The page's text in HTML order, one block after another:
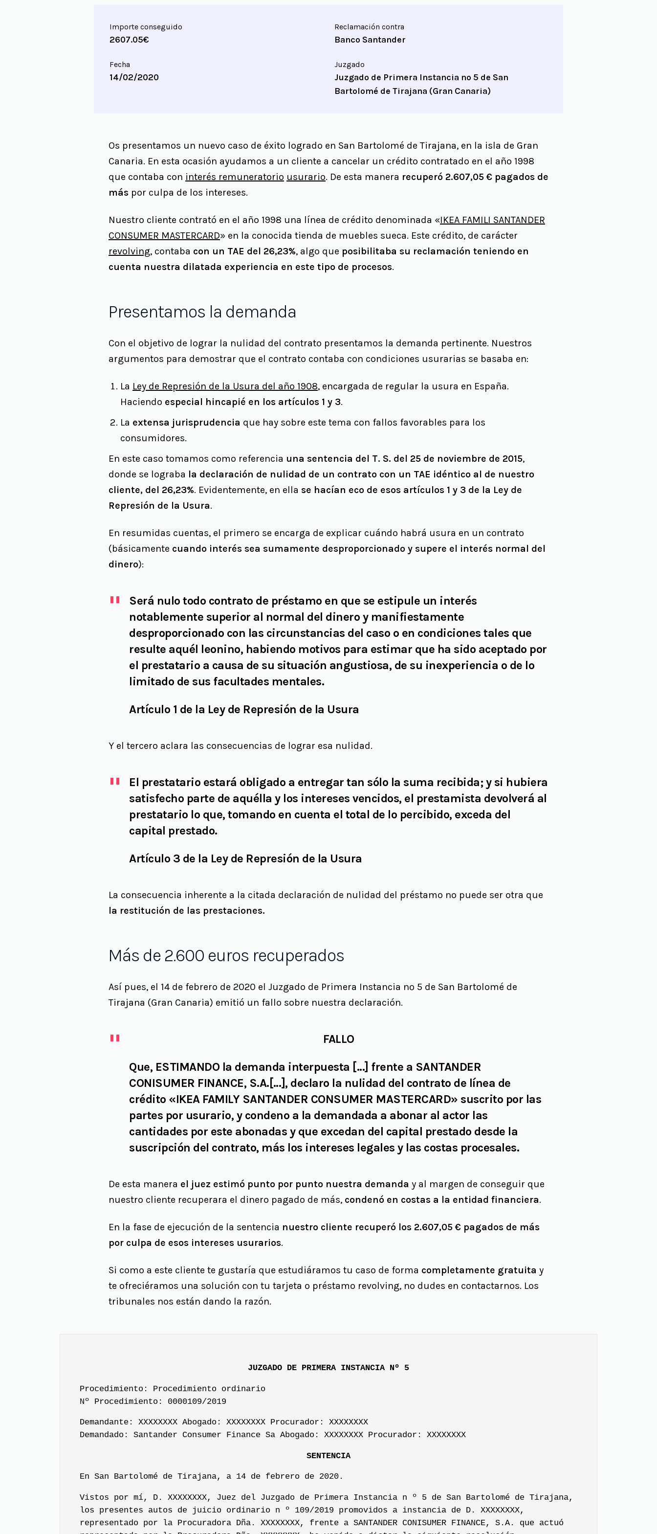
Importe conseguido
2607.05€
Reclamación contra
Banco Santander
Fecha
14/02/2020
Juzgado
Juzgado de Primera Instancia nº 5 de San
Bartolomé de Tirajana (Gran Canaria)
Os presentamos un nuevo caso de éxito logrado en San Bartolomé de Tirajana, en la isla de Gran
Canaria. En esta ocasión ayudamos a un cliente a cancelar un crédito contratado en el año 1998
que contaba con interés remuneratorio usurario. De esta manera recuperó 2.607,05 € pagados de
más por culpa de los intereses.
Nuestro cliente contrató en el año 1998 una línea de crédito denominada «IKEA FAMILI SANTANDER
CONSUMER MASTERCARD» en la conocida tienda de muebles sueca. Este crédito, de carácter
revolving, contaba con un TAE del 26,23%, algo que posibilitaba su reclamación teniendo en
cuenta nuestra dilatada experiencia en este tipo de procesos.
Presentamos la demanda
Con el objetivo de lograr la nulidad del contrato presentamos la demanda pertinente. Nuestros
argumentos para demostrar que el contrato contaba con condiciones usurarias se basaba en:
La Ley de Represión de la Usura del año 1908, encargada de regular la usura en España.
Haciendo especial hincapié en los artículos 1 y 3.
La extensa jurisprudencia que hay sobre este tema con fallos favorables para los
consumidores.
En este caso tomamos como referencia una sentencia del T. S. del 25 de noviembre de 2015,
donde se lograba la declaración de nulidad de un contrato con un TAE idéntico al de nuestro
cliente, del 26,23%. Evidentemente, en ella se hacían eco de esos artículos 1 y 3 de la Ley de
Represión de la Usura.
En resumidas cuentas, el primero se encarga de explicar cuándo habrá usura en un contrato
(básicamente cuando interés sea sumamente desproporcionado y supere el interés normal del
dinero):
Será nulo todo contrato de préstamo en que se estipule un interés
notablemente superior al normal del dinero y manifiestamente
desproporcionado con las circunstancias del caso o en condiciones tales que
resulte aquél leonino, habiendo motivos para estimar que ha sido aceptado por
el prestatario a causa de su situación angustiosa, de su inexperiencia o de lo
limitado de sus facultades mentales.
Artículo 1 de la Ley de Represión de la Usura
Y el tercero aclara las consecuencias de lograr esa nulidad.
El prestatario estará obligado a entregar tan sólo la suma recibida; y si hubiera
satisfecho parte de aquélla y los intereses vencidos, el prestamista devolverá al
prestatario lo que, tomando en cuenta el total de lo percibido, exceda del
capital prestado.
Artículo 3 de la Ley de Represión de la Usura
La consecuencia inherente a la citada declaración de nulidad del préstamo no puede ser otra que
la restitución de las prestaciones.
Más de 2.600 euros recuperados
Así pues, el 14 de febrero de 2020 el Juzgado de Primera Instancia nº 5 de San Bartolomé de
Tirajana (Gran Canaria) emitió un fallo sobre nuestra declaración.
FALLO
Que, ESTIMANDO la demanda interpuesta […] frente a SANTANDER
CONISUMER FINANCE, S.A.[…], declaro la nulidad del contrato de línea de
crédito «IKEA FAMILY SANTANDER CONSUMER MASTERCARD» suscrito por las
partes por usurario, y condeno a la demandada a abonar al actor las
cantidades por este abonadas y que excedan del capital prestado desde la
suscripción del contrato, más los intereses legales y las costas procesales.
De esta manera el juez estimó punto por punto nuestra demanda y al margen de conseguir que
nuestro cliente recuperara el dinero pagado de más, condenó en costas a la entidad financiera.
En la fase de ejecución de la sentencia nuestro cliente recuperó los 2.607,05 € pagados de más
por culpa de esos intereses usurarios.
Si como a este cliente te gustaría que estudiáramos tu caso de forma completamente gratuita y
te ofreciéramos una solución con tu tarjeta o préstamo revolving, no dudes en contactarnos. Los
tribunales nos están dando la razón.
JUZGADO DE PRIMERA INSTANCIA Nº 5
Procedimiento: Procedimiento ordinario
Nº Procedimiento: 0000109/2019
Demandante: XXXXXXXX Abogado: XXXXXXXX Procurador: XXXXXXXX
Demandado: Santander Consumer Finance Sa Abogado: XXXXXXXX Procurador: XXXXXXXX
SENTENCIA
En San Bartolomé de Tirajana, a 14 de febrero de 2020.
Vistos por mí, D. XXXXXXXX, Juez del Juzgado de Primera Instancia n º 5 de San Bartolomé de Tirajana,
los presentes autos de juicio ordinario n º 109/2019 promovidos a instancia de D. XXXXXXXX,
representado por la Procuradora Dña. XXXXXXXX, frente a SANTANDER CONISUMER FINANCE, S.A. que actuó